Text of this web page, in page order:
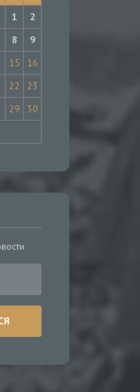
1
2
8
9
15
16
22
23
29
30